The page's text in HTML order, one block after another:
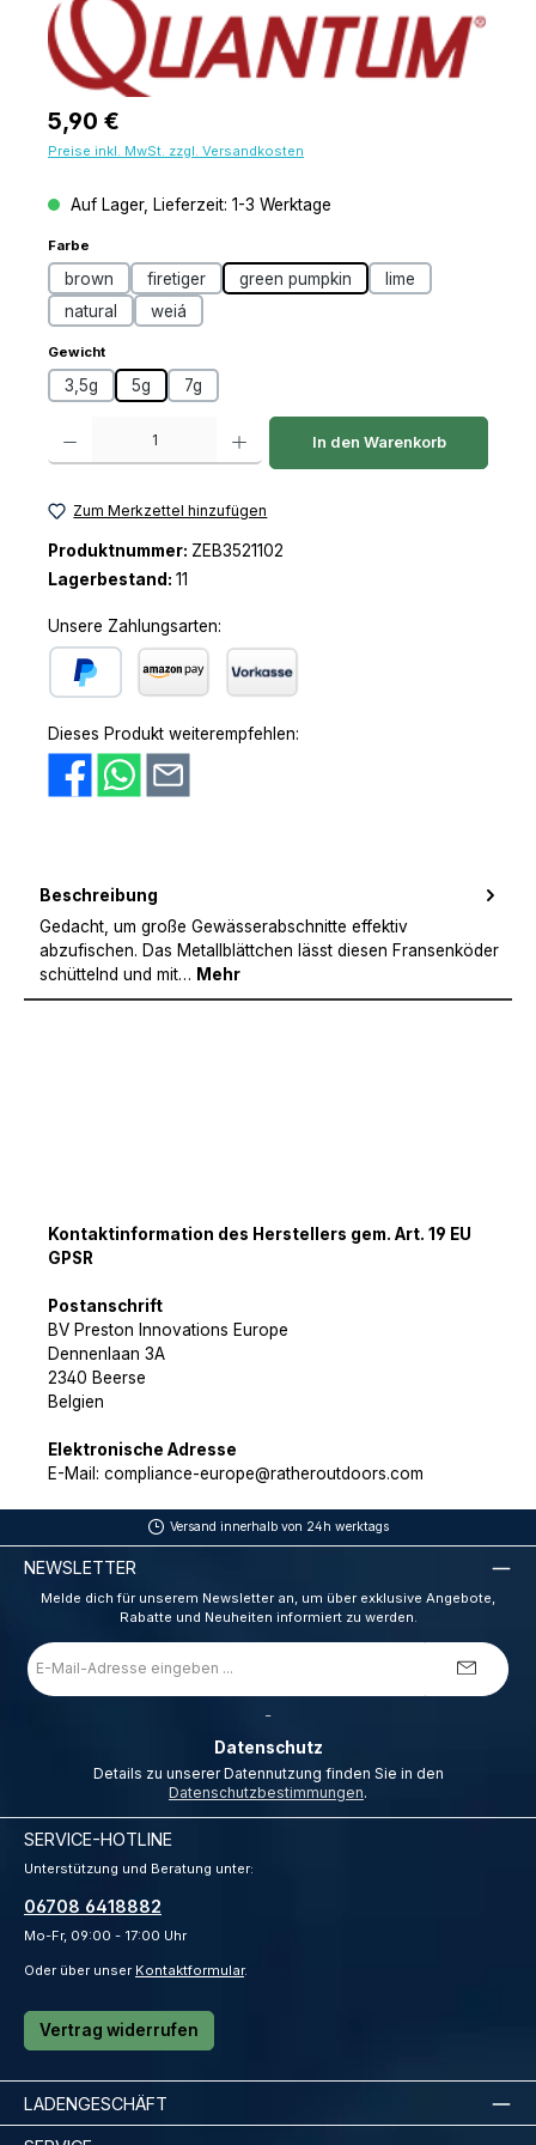
Regulärer Preis:
5,90 €
Preise inkl. MwSt. zzgl. Versandkosten
Auf Lager, Lieferzeit: 1-3 Werktage
Farbe
brown firetiger green pumpkin
lime
natural
weiá
Gewichtauswählen
3,5g 5g 7g
Produkt Anzahl: Gib den gewünschten Wert ein oder benutze die
In den Warenkorb
Zum Merkzettel hinzufügen
Produktnummer: ZEB3521102
Lagerbestand: 11
Unsere Zahlungsarten:
Dieses Produkt weiterempfehlen:
Beschreibung
Gedacht, um große Gewässerabschnitte effektiv
abzufischen. Das Metallblättchen lässt diesen Fransenköder
schüttelnd und mit… Mehr
Kontaktinformation des Herstellers gem. Art. 19 EU
GPSR
Postanschrift
BV Preston Innovations Europe
Dennenlaan 3A
2340 Beerse
Belgien
Elektronische Adresse
E-Mail: compliance-europe@ratheroutdoors.com
Versand innerhalb von 24h werktags
NEWSLETTER
Melde dich für unserem Newsletter an, um über exklusive Angebote,
Rabatte und Neuheiten informiert zu werden.
E-
Mail-
Adresse
Datenschutz
Datenschutzbestimmungen.
SERVICE-HOTLINE
Unterstützung und Beratung unter:
06708 6418882
Mo-Fr, 09:00 - 17:00 Uhr
Oder über unser Kontaktformular.
Vertrag widerrufen
LADENGESCHÄFT